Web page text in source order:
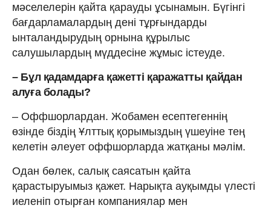
мәселелерін қайта қарауды ұсынамын. Бүгінгі
бағдарламалардың дені тұрғындарды
ынталандырудың орнына құрылыс
салушылардың мүддесіне жұмыс істеуде.
– Бұл қадамдарға қажетті қаражатты қайдан
алуға болады?
– Оффшорлардан. Жобамен есептегеннің
өзінде біздің Ұлттық қорымыздың үшеуіне тең
келетін әлеует оффшорларда жатқаны мәлім.
Одан бөлек, салық саясатын қайта
қарастыруымыз қажет. Нарықта ауқымды үлесті
иеленіп отырған компаниялар мен